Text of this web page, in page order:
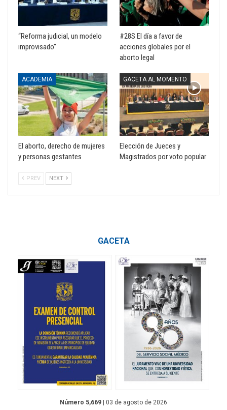
“Reforma judicial, un modelo
improvisado”
#28S El día a favor de
acciones globales por el
aborto legal
ACADEMIA
El aborto, derecho de mujeres
y personas gestantes
GACETA AL MOMENTO
Elección de Jueces y
Magistrados por voto popular
PREV NEXT
GACETA
Número 5,669 | 03 de agosto de 2026